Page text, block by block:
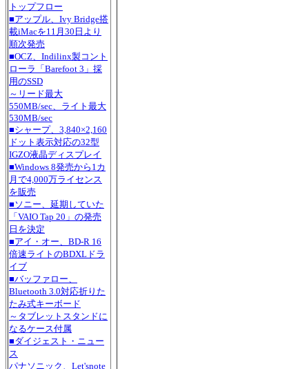
トップフロー
■アップル、Ivy Bridge搭
載iMacを11月30日より
順次発売
■OCZ、Indilinx製コント
ローラ「Barefoot 3」採
用のSSD
～リード最大
550MB/sec、ライト最大
530MB/sec
■シャープ、3,840×2,160
ドット表示対応の32型
IGZO液晶ディスプレイ
■Windows 8発売から1カ
月で4,000万ライセンス
を販売
■ソニー、延期していた
「VAIO Tap 20」の発売
日を決定
■アイ・オー、BD-R 16
倍速ライトのBDXLドラ
イブ
■バッファロー、
Bluetooth 3.0対応折りた
たみ式キーボード
～タブレットスタンドに
なるケース付属
■ダイジェスト・ニュー
ス
パナソニック、Let'snote